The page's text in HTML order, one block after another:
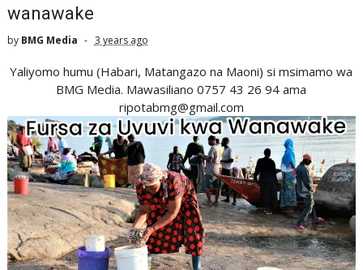
wanawake
by BMG Media 3 years ago
Yaliyomo humu (Habari, Matangazo na Maoni) si msimamo wa
BMG Media. Mawasiliano 0757 43 26 94 ama
ripotabmg@gmail.com